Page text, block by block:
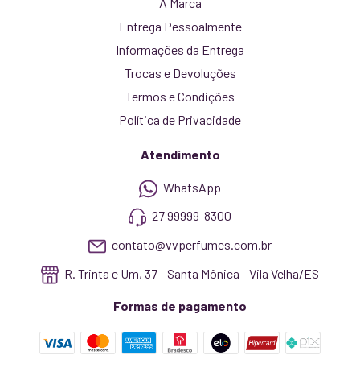
Entrega Pessoalmente
Informações da Entrega
Trocas e Devoluções
Termos e Condições
Política de Privacidade
Atendimento
WhatsApp
27 99999-8300
contato@vvperfumes.com.br
R. Trinta e Um, 37 - Santa Mônica - Vila Velha/ES
Formas de pagamento